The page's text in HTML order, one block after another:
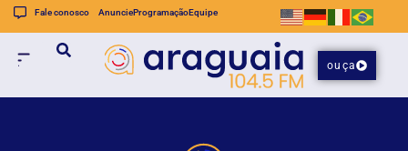
Fale conosco AnuncieProgramaçãoEquipe
ouça